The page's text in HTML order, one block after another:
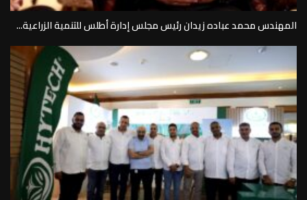
المهندس محمد عباده زيدان رئيس مجلس إدارة أطلس للتنمية الزراعية...